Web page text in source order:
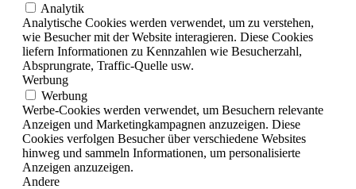
Analytik
Analytische Cookies werden verwendet, um zu verstehen,
wie Besucher mit der Website interagieren. Diese Cookies
liefern Informationen zu Kennzahlen wie Besucherzahl,
Absprungrate, Traffic-Quelle usw.
Werbung
Werbung
Werbe-Cookies werden verwendet, um Besuchern relevante
Anzeigen und Marketingkampagnen anzuzeigen. Diese
Cookies verfolgen Besucher über verschiedene Websites
hinweg und sammeln Informationen, um personalisierte
Anzeigen anzuzeigen.
Andere